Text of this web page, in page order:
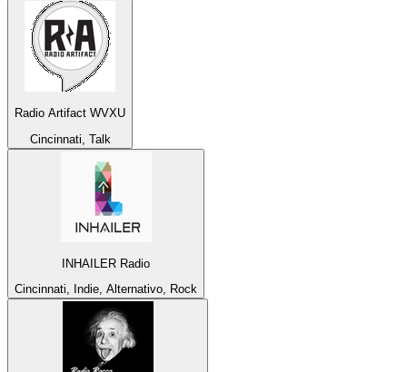
Radio Artifact WVXU
Cincinnati, Talk
INHAILER Radio
Cincinnati, Indie, Alternativo, Rock